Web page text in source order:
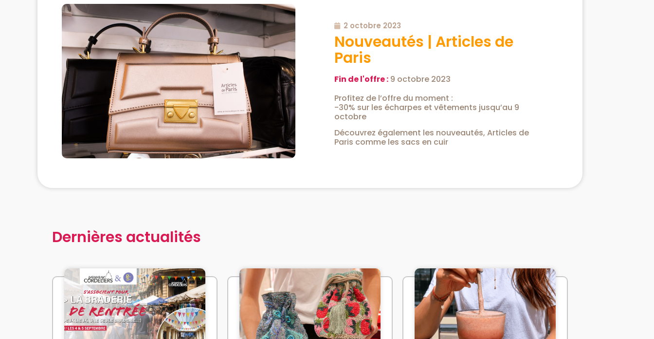
2 octobre 2023
Nouveautés | Articles de
Paris
Fin de l'offre : 9 octobre 2023
Profitez de l’offre du moment :
-30% sur les écharpes et vêtements jusqu’au 9
octobre
Découvrez également les nouveautés, Articles de
Paris comme les sacs en cuir
Dernières actualités